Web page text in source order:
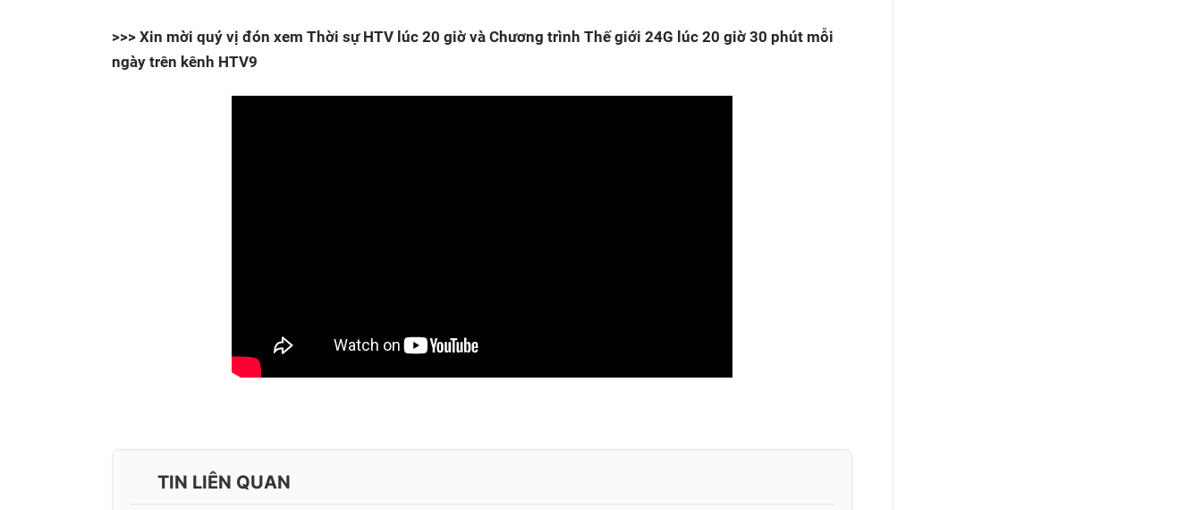
>>> Xin mời quý vị đón xem Thời sự HTV lúc 20 giờ và Chương trình Thế giới 24G lúc 20 giờ 30 phút mỗi
ngày trên kênh HTV9
TIN LIÊN QUAN